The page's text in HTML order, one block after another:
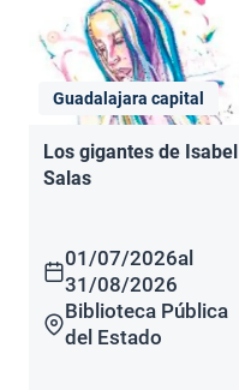
Guadalajara capital
Los gigantes de Isabel
Salas
01/07/2026al
31/08/2026
Biblioteca Pública
del Estado